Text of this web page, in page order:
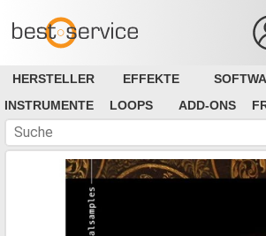
HERSTELLER EFFEKTE
INSTRUMENTE
LOOPS ADD-ONS